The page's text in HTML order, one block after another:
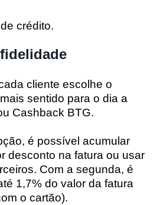
crédito.
cliente escolhe o
sentido para o dia a
Cashback BTG.
é possível acumular
desconto na fatura ou usar
Com a segunda, é
1,7% do valor da fatura
o cartão).